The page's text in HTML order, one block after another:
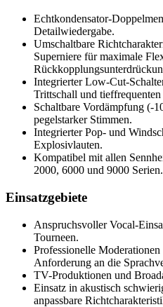
Echtkondensator-
Detailwiedergabe.
Umschaltbare
Superniere für maximale
Integrierter Low-Cut-
Trittschall und tieffrequenten
Schaltbare Vordämpfung (-
pegelstarker Stimmen.
Integrierter Pop- und
Explosivlauten.
Kompatibel mit allen
2000, 6000 und 9000 Serien.
Einsatzgebiete
Anspruchsvoller Vocal-
Tourneen.
Professionelle
Anforderung an die
TV-Produktionen und
Einsatz in akustisch
anpassbare